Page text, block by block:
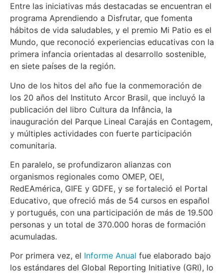
Entre las iniciativas más destacadas se encuentran el
programa Aprendiendo a Disfrutar, que fomenta
hábitos de vida saludables, y el premio Mi Patio es el
Mundo, que reconoció experiencias educativas con la
primera infancia orientadas al desarrollo sostenible,
en siete países de la región.
Uno de los hitos del año fue la conmemoración de
los 20 años del Instituto Arcor Brasil, que incluyó la
publicación del libro Cultura da Infância, la
inauguración del Parque Lineal Carajás en Contagem,
y múltiples actividades con fuerte participación
comunitaria.
En paralelo, se profundizaron alianzas con
organismos regionales como OMEP, OEI,
RedEAmérica, GIFE y GDFE, y se fortaleció el Portal
Educativo, que ofreció más de 54 cursos en español
y portugués, con una participación de más de 19.500
personas y un total de 370.000 horas de formación
acumuladas.
Por primera vez, el Informe Anual fue elaborado bajo
los estándares del Global Reporting Initiative (GRI), lo